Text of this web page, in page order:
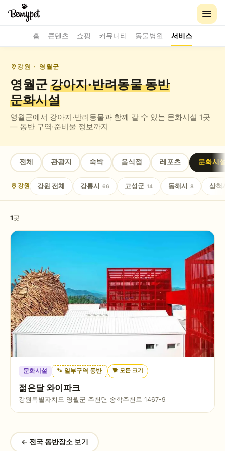
홈 콘텐츠 쇼핑 커뮤니티 동물병원 서비스
강원 · 영월군
영월군강아지·반려동물 동반
문화시설
영월군에서 강아지·반려동물과 함께 갈 수 있는 문화시설 1곳
— 동반 구역·준비물 정보까지
전체 관광지 숙박 음식점 레포츠 문화시
강원 강원 전체 강릉시 66 고성군 14 동해시 8 삼척
1곳
문화시설 🐾 일부구역 동반 🐕 모든 크기
젊은달 와이파크
강원특별자치도 영월군 주천면 송학주천로 1467-9
← 전국 동반장소 보기